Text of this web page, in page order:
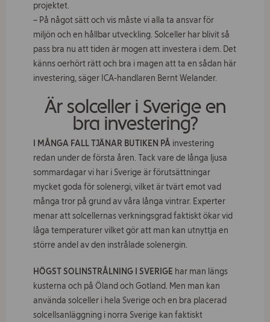
projektet.
– På något sätt och vis måste vi alla ta ansvar för
miljön och en hållbar utveckling. Solceller har blivit så
pass bra nu att tiden är mogen att investera i dem. Det
känns oerhört rätt och bra i magen att ta en sådan här
investering, säger ICA-handlaren Bernt Welander.
Är solceller i Sverige en
bra investering?
I MÅNGA FALL TJÄNAR BUTIKEN PÅ investering
redan under de första åren. Tack vare de långa ljusa
sommardagar vi har i Sverige är förutsättningar
mycket goda för solenergi, vilket är tvärt emot vad
många tror på grund av våra långa vintrar. Experter
menar att solcellernas verkningsgrad faktiskt ökar vid
låga temperaturer vilket gör att man kan utnyttja en
större andel av den instrålade solenergin.
HÖGST SOLINSTRÅLNING I SVERIGE har man längs
kusterna och på Öland och Gotland. Men man kan
använda solceller i hela Sverige och en bra placerad
solcellsanläggning i norra Sverige kan faktiskt